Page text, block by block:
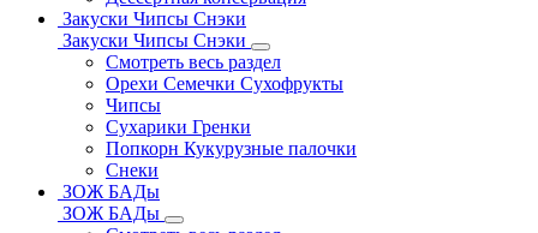
Закуски Чипсы Снэки
Закуски Чипсы Снэки
Смотреть весь раздел
Орехи Семечки Сухофрукты
Чипсы
Сухарики Гренки
Попкорн Кукурузные палочки
Снеки
ЗОЖ БАДы
ЗОЖ БАДы